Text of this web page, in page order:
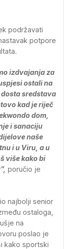
podržavati
potpore
izdvajanja za
ostali na
sredstava
kad je riječ
dom,
i sanaciju
naše
i u Viru, a u
više kako bi
poručio je
najbolji senior
ostaloga,
na
poslao je
kako sportski